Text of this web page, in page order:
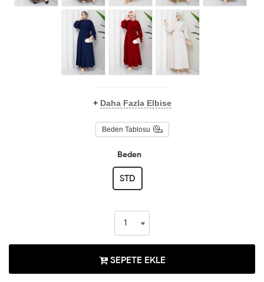
+ Daha Fazla Elbise
Beden Tablosu
Beden
STD
SEPETE EKLE